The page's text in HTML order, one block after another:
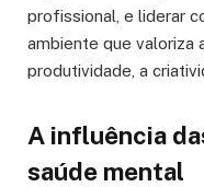
profissional, e liderar
ambiente que valoriza
produtividade, a
A influência
saúde mental